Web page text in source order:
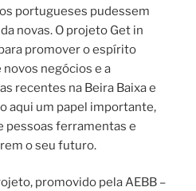
portugueses pudessem
novas. O projeto Get in
promover o espírito
negócios e a
recentes na Beira Baixa e
aqui um papel importante,
pessoas ferramentas e
o seu futuro.
promovido pela AEBB –